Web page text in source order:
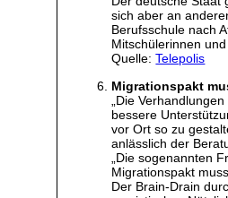
sich aber an
Berufsschule nach
Mitschülerinnen
Quelle:Telepolis
Migrationspakt
„Die
bessere
vor Ort so zu
anlässlich der
„Die sogenannten
Migrationspakt
Der Brain-Drain